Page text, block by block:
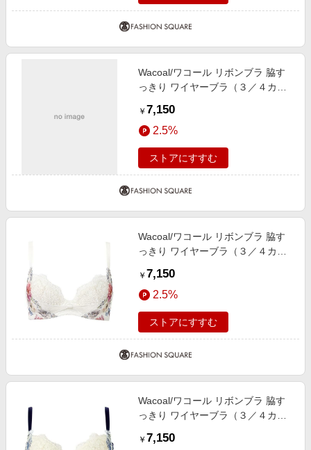
Wacoal/ワコール リボンブラ 脇す
っきり ワイヤーブラ（３／４カッ
￥ 7,150
2.5%
ストアにすすむ
Wacoal/ワコール リボンブラ 脇す
っきり ワイヤーブラ（３／４カッ
￥ 7,150
2.5%
ストアにすすむ
Wacoal/ワコール リボンブラ 脇す
っきり ワイヤーブラ（３／４カッ
￥ 7,150